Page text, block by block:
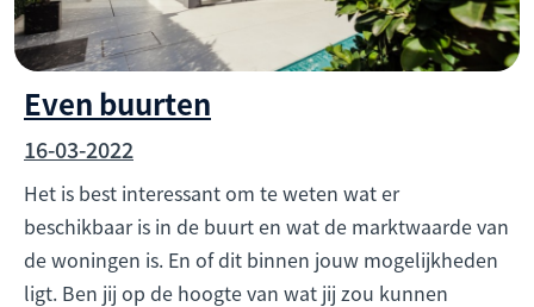
Even buurten
16-03-2022
Het is best interessant om te weten wat er
beschikbaar is in de buurt en wat de marktwaarde van
de woningen is. En of dit binnen jouw mogelijkheden
ligt. Ben jij op de hoogte van wat jij zou kunnen